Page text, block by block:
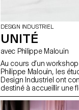
DESIGN INDUSTRIEL
UNITÉ
avec Philippe Malouin
Au cours d’un
Philippe Malouin, les
Design Industriel ont
destiné à accueillir une